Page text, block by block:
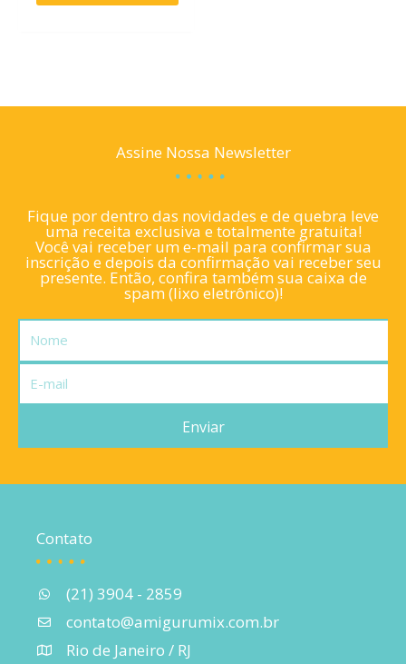
Assine Nossa Newsletter
Fique por dentro das novidades e de quebra leve
uma receita exclusiva e totalmente gratuita!
Você vai receber um e-mail para confirmar sua
inscrição e depois da confirmação vai receber seu
presente. Então, confira também sua caixa de
spam (lixo eletrônico)!
Nome
mail
Enviar
Contato
(21) 3904 - 2859
contato@amigurumix.com.br
Rio de Janeiro / RJ